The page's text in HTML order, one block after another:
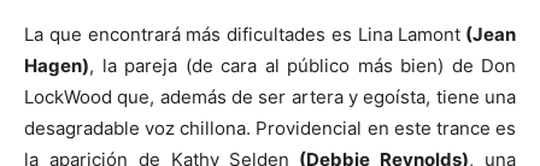
La que encontrará más dificultades es Lina Lamont (Jean
Hagen), la pareja (de cara al público más bien) de Don
LockWood que, además de ser artera y egoísta, tiene una
desagradable voz chillona. Providencial en este trance es
la aparición de Kathy Selden (Debbie Reynolds), una